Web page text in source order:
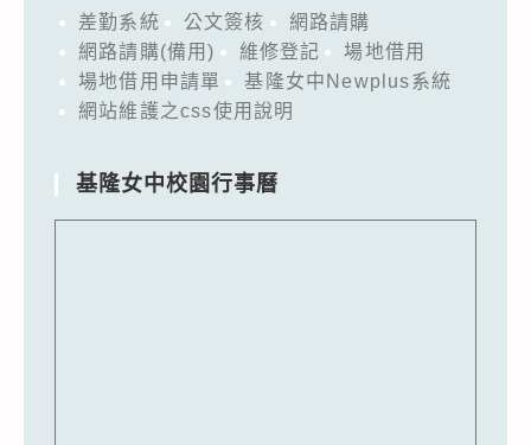
差勤系統 公文簽核
網路請購
網路請購(備用)
維修登記
場地借用
場地借用申請單
基隆女中Newplus系統
網站維護之css使用說明
基隆女中校園行事曆